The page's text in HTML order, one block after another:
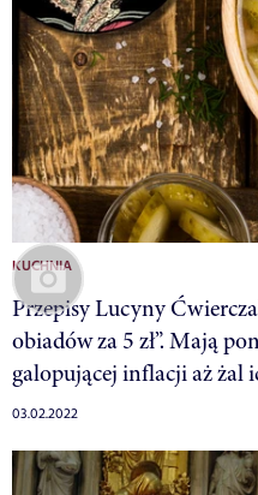
KUCHNIA
Przepisy Lucyny
obiadów za 5 zł”. Mają
galopującej inflacji aż
03.02.2022